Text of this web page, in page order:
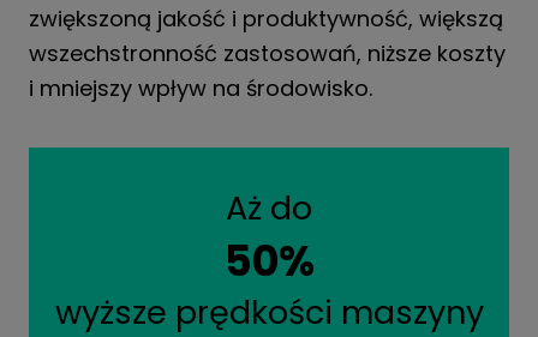
zwiększoną jakość i produktywność, większą
wszechstronność zastosowań, niższe koszty
i mniejszy wpływ na środowisko.
Aż do
50%
wyższe prędkości maszyny